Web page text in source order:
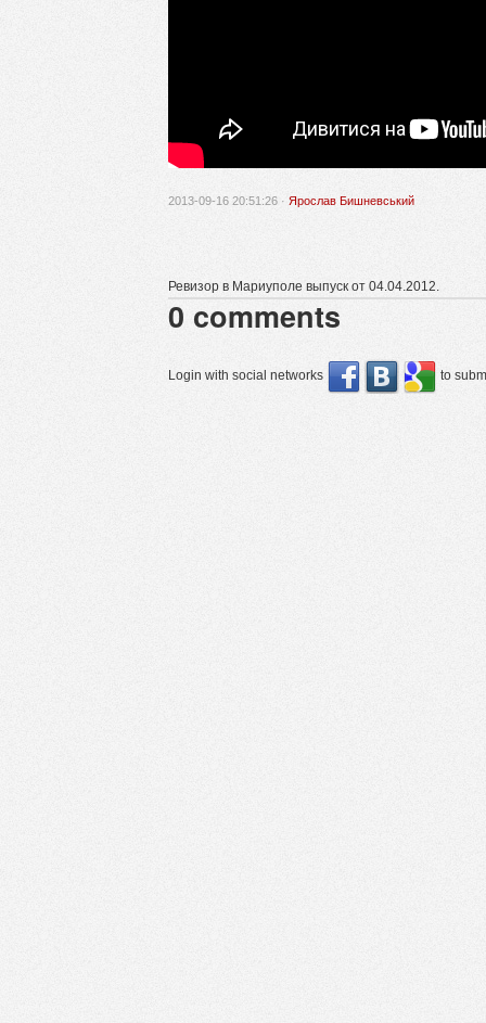
2013-09-16 20:51:26 · Ярослав Бишневський
Ревизор в Мариуполе выпуск от 04.04.2012.
0 comments
Login with social networks to